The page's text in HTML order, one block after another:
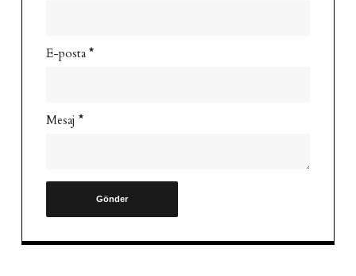
E-posta *
Mesaj *